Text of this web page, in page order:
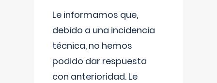
Le informamos que,
debido a una incidencia
técnica, no hemos
podido dar respuesta
con anterioridad. Le